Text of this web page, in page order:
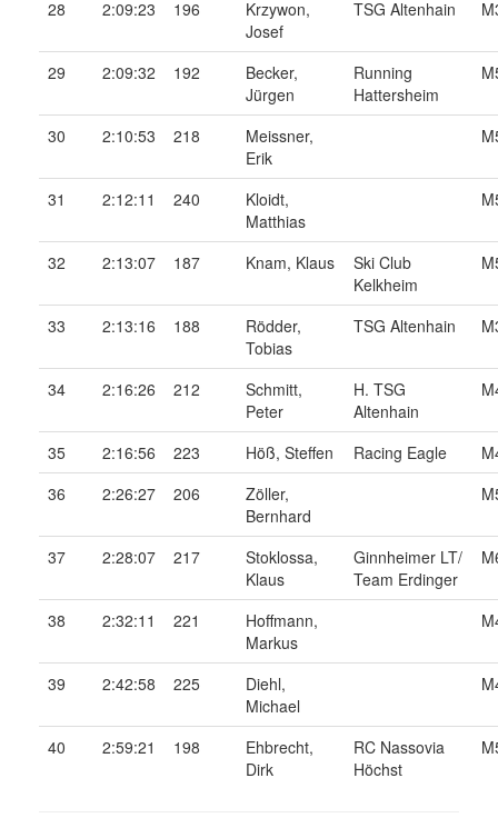
28 2:09:23 196
Krzywon,
Josef
TSG Altenhain
29 2:09:32 192
Becker,
Jürgen
Running
Hattersheim
30 2:10:53 218
Meissner,
Erik
31 2:12:11 240
Kloidt,
Matthias
32 2:13:07 187 Knam, Klaus
Ski Club
Kelkheim
33 2:13:16 188
Rödder,
Tobias
TSG Altenhain
34 2:16:26 212
Schmitt,
Peter
H. TSG
Altenhain
35 2:16:56 223 Höß, Steffen Racing Eagle
36
2:26:27 206
Zöller,
Bernhard
37 2:28:07 217
Stoklossa,
Klaus
Ginnheimer LT/
Team Erdinger
38 2:32:11 221
Hoffmann,
Markus
39 2:42:58 225
Diehl,
Michael
40 2:59:21 198
Ehbrecht,
Dirk
RC Nassovia
Höchst